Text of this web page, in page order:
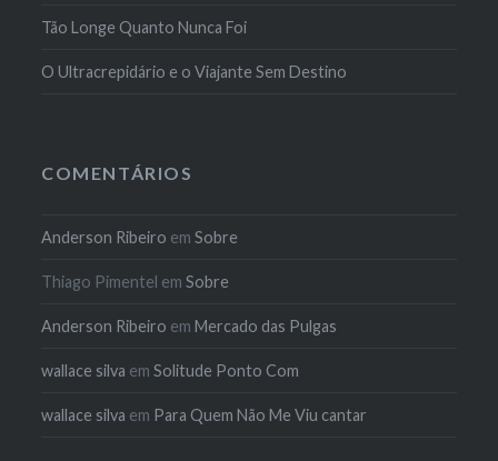
Tão Longe Quanto Nunca Foi
O Ultracrepidário e o Viajante Sem Destino
COMENTÁRIOS
Anderson Ribeiro emSobre
Thiago Pimentel emSobre
Anderson Ribeiro emMercado das Pulgas
wallace silva emSolitude Ponto Com
wallace silva em Para Quem Não Me Viu cantar